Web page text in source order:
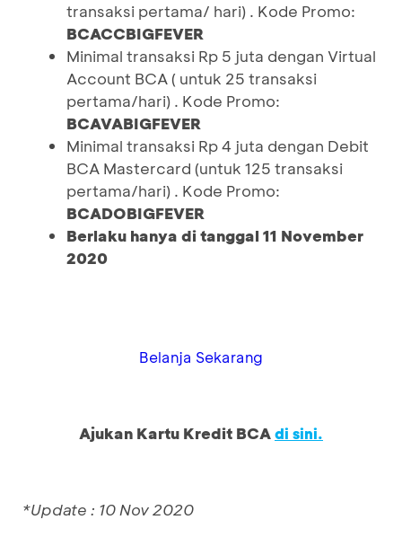
transaksi pertama/ hari) . Kode Promo:
BCACCBIGFEVER
Minimal transaksi Rp 5 juta dengan Virtual
Account BCA ( untuk 25 transaksi
pertama/hari) . Kode Promo:
BCAVABIGFEVER
Minimal transaksi Rp 4 juta dengan Debit
BCA Mastercard (untuk 125 transaksi
pertama/hari) . Kode Promo:
BCADOBIGFEVER
Berlaku hanya di tanggal 11 November
2020
Belanja Sekarang
Ajukan Kartu Kredit BCAdi sini.
*Update : 10 Nov 2020